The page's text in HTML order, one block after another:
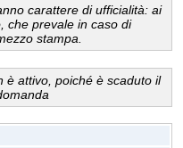
carattere di ufficialità: ai
che prevale in caso di
stampa.
è attivo, poiché è scaduto il